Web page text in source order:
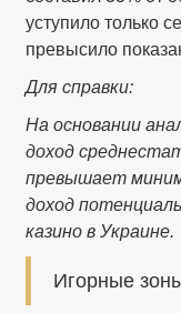
уступило только
превысило
Для справки:
На основании
доход
превышает
доход
казино в Украине.
Игорные